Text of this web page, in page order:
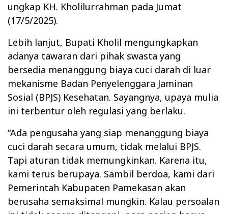
ungkap KH. Kholilurrahman pada Jumat
(17/5/2025).
Lebih lanjut, Bupati Kholil mengungkapkan
adanya tawaran dari pihak swasta yang
bersedia menanggung biaya cuci darah di luar
mekanisme Badan Penyelenggara Jaminan
Sosial (BPJS) Kesehatan. Sayangnya, upaya mulia
ini terbentur oleh regulasi yang berlaku.
“Ada pengusaha yang siap menanggung biaya
cuci darah secara umum, tidak melalui BPJS.
Tapi aturan tidak memungkinkan. Karena itu,
kami terus berupaya. Sambil berdoa, kami dari
Pemerintah Kabupaten Pamekasan akan
berusaha semaksimal mungkin. Kalau persoalan